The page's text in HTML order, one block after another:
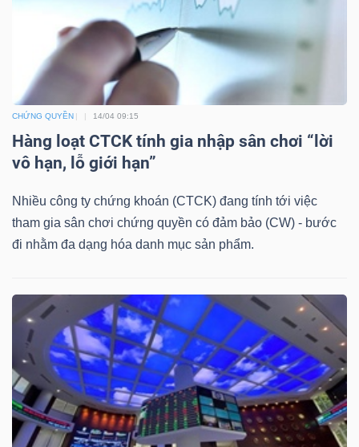
CHỨNG QUYỀN 14/04 09:15
Hàng loạt CTCK tính gia nhập sân chơi “lời
vô hạn, lỗ giới hạn”
Nhiều công ty chứng khoán (CTCK) đang tính tới việc
tham gia sân chơi chứng quyền có đảm bảo (CW) - bước
đi nhằm đa dạng hóa danh mục sản phẩm.
Tất cả Cổ phiếu Chỉ số Chứng chỉ quỹ
Lãnh
đạo
(-)
Tất cả Người nội bộ
Tin
tức
Bài
viết
của
tác
giả
(-)